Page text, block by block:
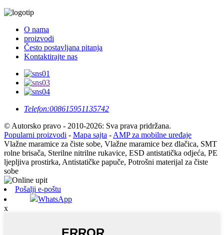
O nama
proizvodi
Često postavljana pitanja
Kontaktirajte nas
Telefon:008615951135742
© Autorsko pravo - 2010-2026: Sva prava pridržana.
Popularni proizvodi - Mapa sajta - AMP za mobilne uređaje
Vlažne maramice za čiste sobe, Vlažne maramice bez dlačica, SMT
rolne brisača, Sterilne nitrilne rukavice, ESD antistatička odjeća, PE
ljepljiva prostirka, Antistatičke papuče, Potrošni materijal za čiste
sobe
Pošalji e-poštu
WhatsApp
x